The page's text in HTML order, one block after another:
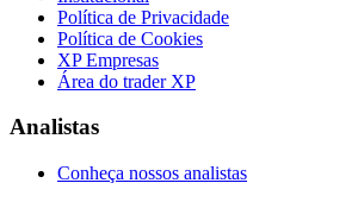
Política de Privacidade
Política de Cookies
XP Empresas
Área do trader XP
Analistas
Conheça nossos analistas